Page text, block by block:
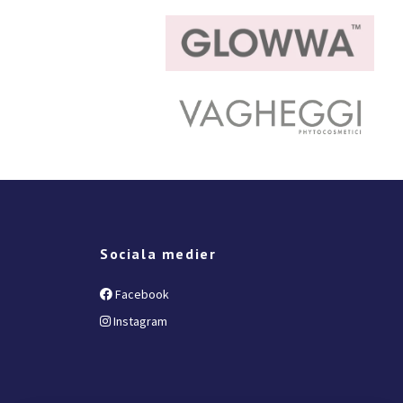
Sociala medier
Facebook
Instagram